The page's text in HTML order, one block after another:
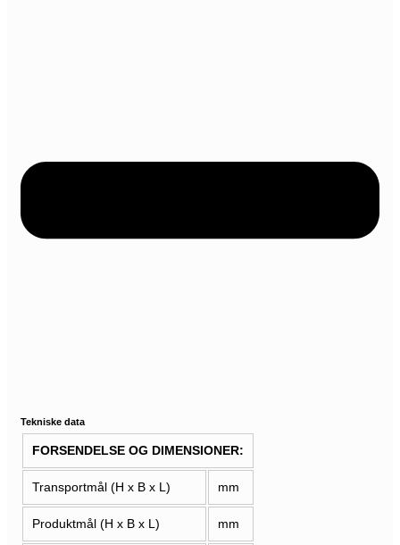
Tekniske data
FORSENDELSE OG DIMENSIONER:
Transportmål (H x B x L) mm
Produktmål (H x B x L) mm